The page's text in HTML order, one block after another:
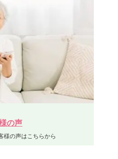
の声
様の声はこちらから